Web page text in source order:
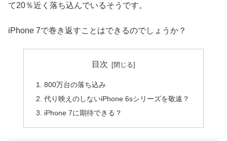
て20％近く落ち込んでいるそうです。
iPhone 7で巻き返すことはできるのでしょうか？
目次
800万台の落ち込み
代り映えのしないiPhone 6sシリーズを敬遠？
iPhone 7に期待できる？